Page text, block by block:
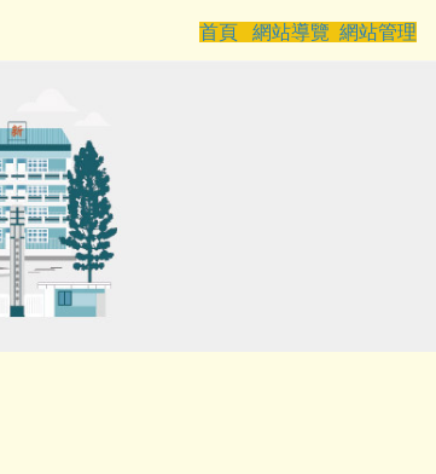
首頁 網站導覽 網站管理